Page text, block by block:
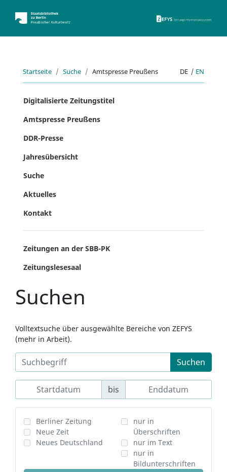
Startseite Suche Amtspresse Preußens DE | EN
Digitalisierte Zeitungstitel
Amtspresse Preußens
DDR-Presse
Jahresübersicht
Suche
Aktuelles
Kontakt
Zeitungen an der SBB-PK
Zeitungslesesaal
Suchen
Volltextsuche über ausgewählte Bereiche von ZEFYS
(mehr in Arbeit).
Suchen
bis
Berliner Zeitung
Neue Zeit
Neues Deutschland
nur in
Überschriften
nur im Text
nur in
Bildunterschriften